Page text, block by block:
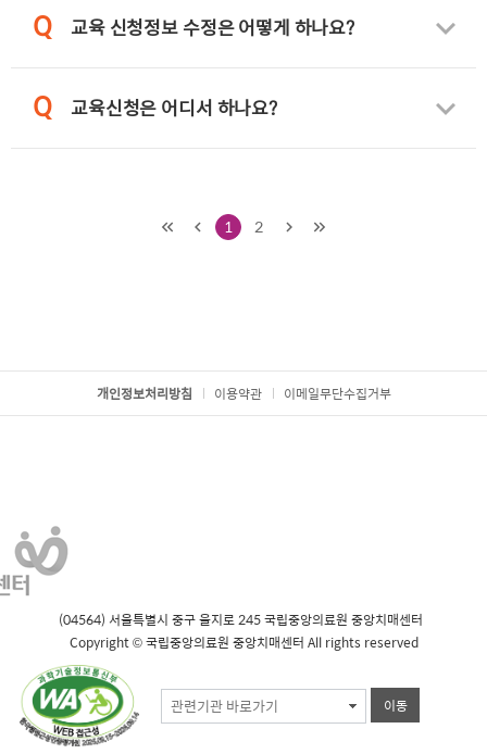
Q 교육 신청정보 수정은 어떻게 하나요?
Q 교육신청은 어디서 하나요?
처음 이전1 2 다음마지막
개인정보처리방침 이용약관 이메일무단수집거부
(04564) 서울특별시 중구 을지로 245 국립중앙의료원 중앙치매센터
Copyright © 국립중앙의료원 중앙치매센터 All rights reserved
관련기관 바로가기 이동